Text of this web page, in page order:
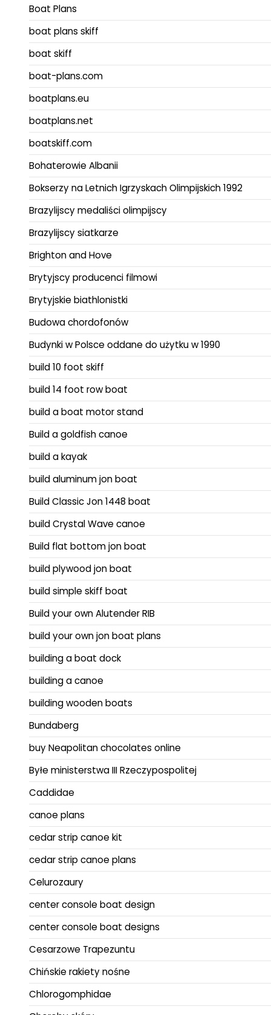
Boat Plans
boat plans skiff
boat skiff
boat-plans.com
boatplans.eu
boatplans.net
boatskiff.com
Bohaterowie Albanii
Bokserzy na Letnich Igrzyskach Olimpijskich 1992
Brazylijscy medaliści olimpijscy
Brazylijscy siatkarze
Brighton and Hove
Brytyjscy producenci filmowi
Brytyjskie biathlonistki
Budowa chordofonów
Budynki w Polsce oddane do użytku w 1990
build 10 foot skiff
build 14 foot row boat
build a boat motor stand
Build a goldfish canoe
build a kayak
build aluminum jon boat
Build Classic Jon 1448 boat
build Crystal Wave canoe
Build flat bottom jon boat
build plywood jon boat
build simple skiff boat
Build your own Alutender RIB
build your own jon boat plans
building a boat dock
building a canoe
building wooden boats
Bundaberg
buy Neapolitan chocolates online
Byłe ministerstwa III Rzeczypospolitej
Caddidae
canoe plans
cedar strip canoe kit
cedar strip canoe plans
Celurozaury
center console boat design
center console boat designs
Cesarzowe Trapezuntu
Chińskie rakiety nośne
Chlorogomphidae